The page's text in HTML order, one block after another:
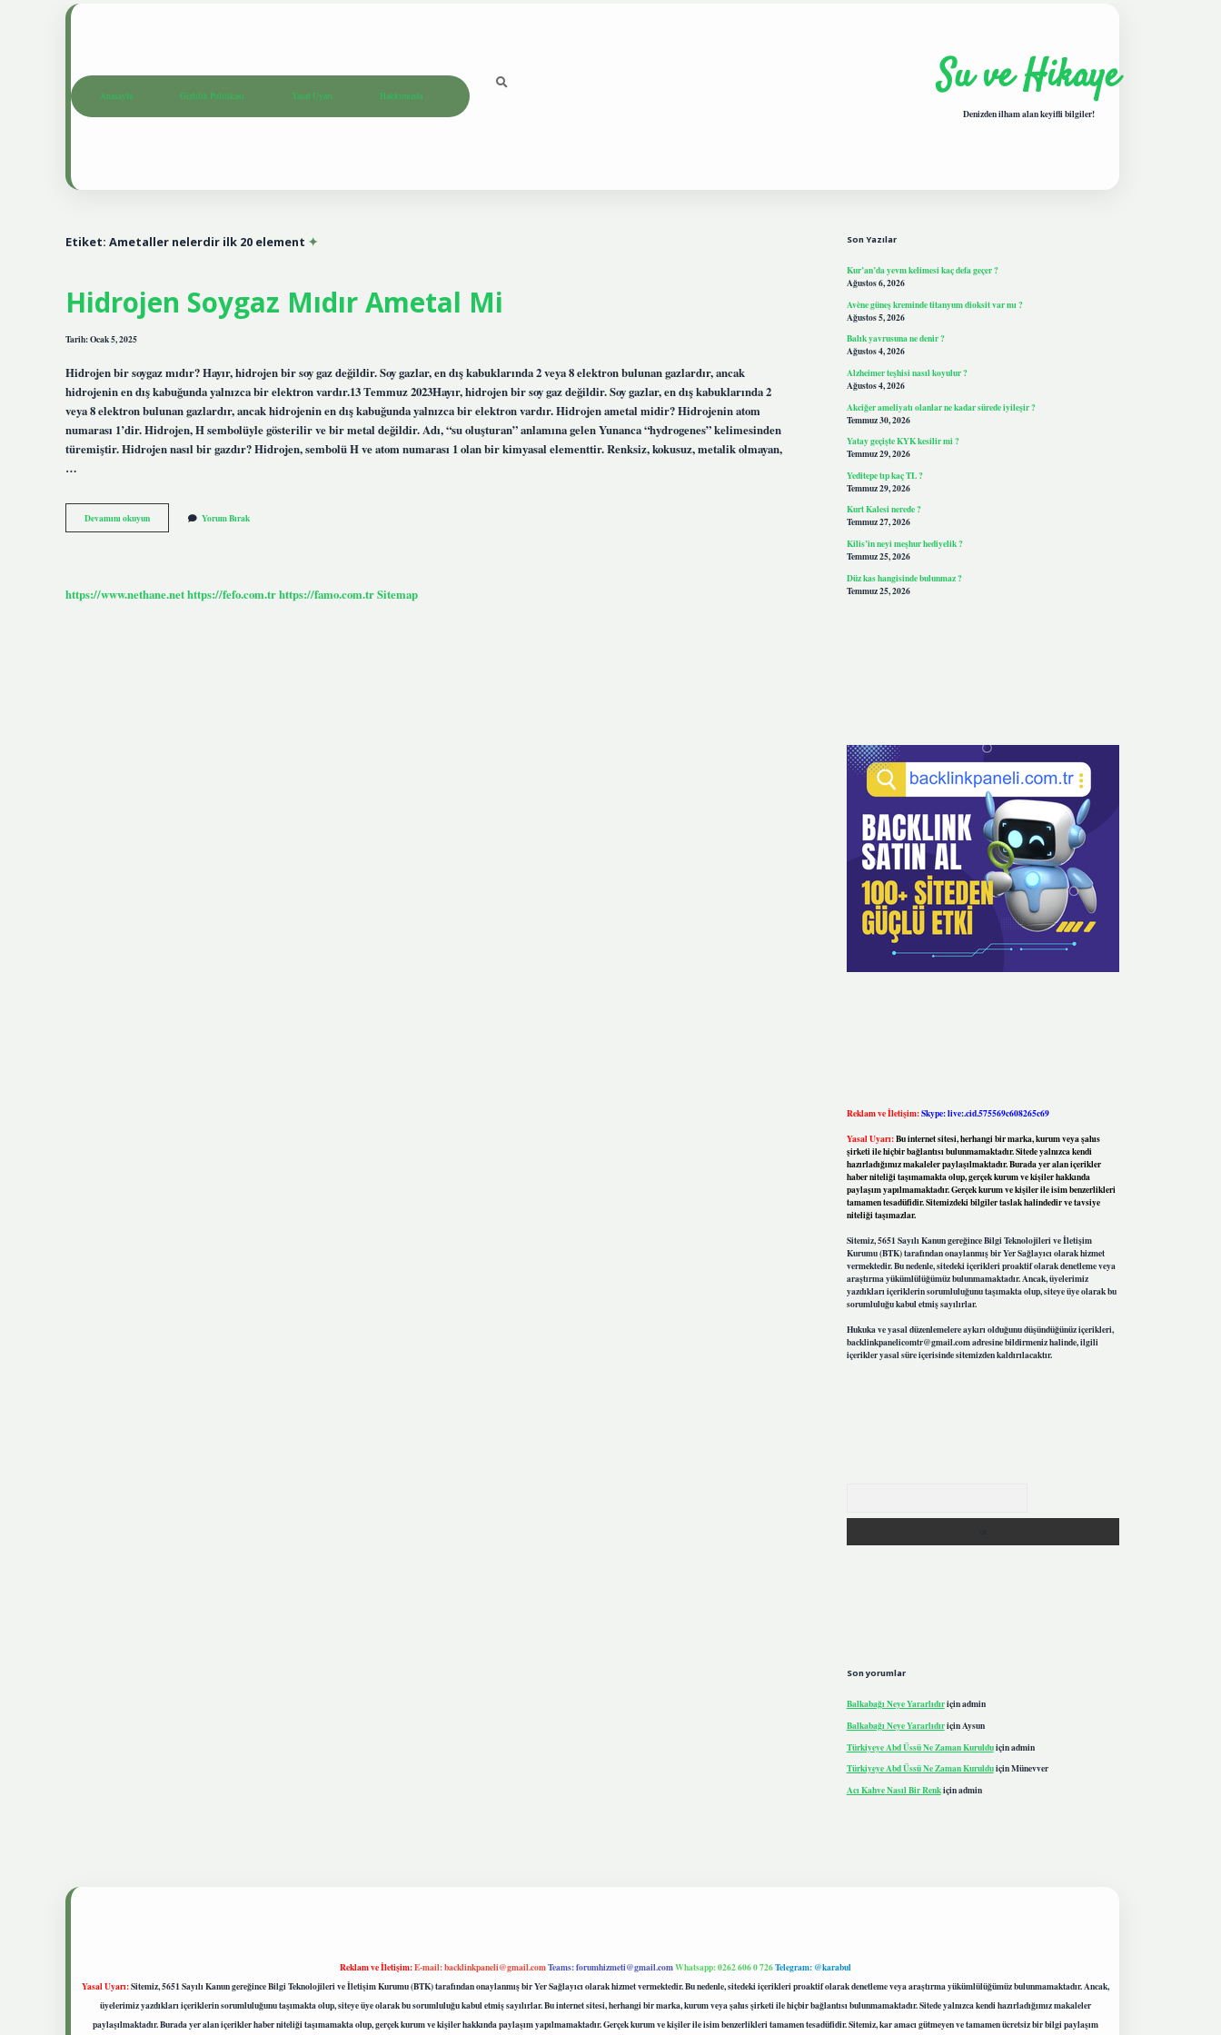
Anasayfa Gizlilik Politikası Yasal Uyarı Hakkımızda Su ve Hikaye
Denizden ilham alan keyifli bilgiler!
Etiket: Ametaller nelerdir ilk 20 element
Hidrojen Soygaz Mıdır Ametal Mi
Tarih: Ocak 5, 2025
Hidrojen bir soygaz mıdır? Hayır, hidrojen bir soy gaz değildir. Soy gazlar, en dış kabuklarında 2 veya 8 elektron bulunan gazlardır, ancak
hidrojenin en dış kabuğunda yalnızca bir elektron vardır.13 Temmuz 2023Hayır, hidrojen bir soy gaz değildir. Soy gazlar, en dış kabuklarında 2
veya 8 elektron bulunan gazlardır, ancak hidrojenin en dış kabuğunda yalnızca bir elektron vardır. Hidrojen ametal midir? Hidrojenin atom
numarası 1’dir. Hidrojen, H sembolüyle gösterilir ve bir metal değildir. Adı, “su oluşturan” anlamına gelen Yunanca “hydrogenes” kelimesinden
türemiştir. Hidrojen nasıl bir gazdır? Hidrojen, sembolü H ve atom numarası 1 olan bir kimyasal elementtir. Renksiz, kokusuz, metalik olmayan,
…
Devamını okuyunHidrojen
Soygaz
Yorum Bırak
https://www.nethane.nethttps://fefo.com.trhttps://famo.com.trSitemap
Son Yazılar
Kur’an’da yevm kelimesi kaç defa geçer ?
Ağustos 6, 2026
Avène güneş kreminde titanyum dioksit var mı ?
Ağustos 5, 2026
Balık yavrusuna ne denir ?
Ağustos 4, 2026
Alzheimer teşhisi nasıl koyulur ?
Ağustos 4, 2026
Akciğer ameliyatı olanlar ne kadar sürede iyileşir ?
Temmuz 30, 2026
Yatay geçişte KYK kesilir mi ?
Temmuz 29, 2026
Yeditepe tıp kaç TL ?
Temmuz 29, 2026
Kurt Kalesi nerede ?
Temmuz 27, 2026
Kilis’in neyi meşhur hediyelik ?
Temmuz 25, 2026
Düz kas hangisinde bulunmaz ?
Temmuz 25, 2026
Reklam ve İletişim:Skype: live:.cid.575569c608265c69
Yasal Uyarı:Bu internet sitesi, herhangi bir marka, kurum veya şahıs
şirketi ile hiçbir bağlantısı bulunmamaktadır. Sitede yalnızca kendi
hazırladığımız makaleler paylaşılmaktadır. Burada yer alan içerikler
haber niteliği taşımamakta olup, gerçek kurum ve kişiler hakkında
paylaşım yapılmamaktadır. Gerçek kurum ve kişiler ile isim benzerlikleri
tamamen tesadüfidir. Sitemizdeki bilgiler taslak halindedir ve tavsiye
niteliği taşımazlar.
Sitemiz, 5651 Sayılı Kanun gereğince Bilgi Teknolojileri ve İletişim
Kurumu (BTK) tarafından onaylanmış bir Yer Sağlayıcı olarak hizmet
vermektedir. Bu nedenle, sitedeki içerikleri proaktif olarak denetleme veya
araştırma yükümlülüğümüz bulunmamaktadır. Ancak, üyelerimiz
yazdıkları içeriklerin sorumluluğunu taşımakta olup, siteye üye olarak bu
sorumluluğu kabul etmiş sayılırlar.
Hukuka ve yasal düzenlemelere aykırı olduğunu düşündüğünüz içerikleri,
backlinkpanelicomtr@gmail.comadresine bildirmeniz halinde, ilgili
içerikler yasal süre içerisinde sitemizden kaldırılacaktır.
Son yorumlar
Balkabağı Neye Yararlıdıriçinadmin
Balkabağı Neye YararlıdıriçinAysun
Türkiyeye Abd Üssü Ne Zaman Kurulduiçinadmin
Türkiyeye Abd Üssü Ne Zaman KurulduiçinMünevver
Acı Kahve Nasıl Bir Renkiçinadmin
Reklam ve İletişim:E-mail:backlinkpaneli@gmail.comTeams:forumhizmeti@gmail.comWhatsapp: 0262 606 0 726Telegram: @karabul
Yasal Uyarı:Sitemiz, 5651 Sayılı Kanun gereğince Bilgi Teknolojileri ve İletişim Kurumu (BTK) tarafından onaylanmış bir Yer Sağlayıcı olarak hizmet vermektedir. Bu nedenle, sitedeki içerikleri proaktif olarak denetleme veya araştırma yükümlülüğümüz bulunmamaktadır. Ancak,
üyelerimiz yazdıkları içeriklerin sorumluluğunu taşımakta olup, siteye üye olarak bu sorumluluğu kabul etmiş sayılırlar. Bu internet sitesi, herhangi bir marka, kurum veya şahıs şirketi ile hiçbir bağlantısı bulunmamaktadır. Sitede yalnızca kendi hazırladığımız makaleler
paylaşılmaktadır. Burada yer alan içerikler haber niteliği taşımamakta olup, gerçek kurum ve kişiler hakkında paylaşım yapılmamaktadır. Gerçek kurum ve kişiler ile isim benzerlikleri tamamen tesadüfidir. Sitemiz, kar amacı gütmeyen ve tamamen ücretsiz bir bilgi paylaşım